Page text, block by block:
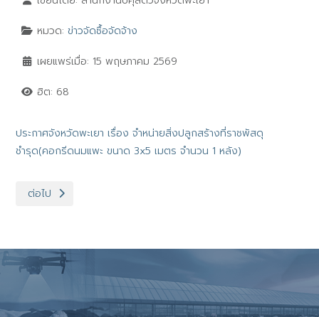
หมวด: ข่าวจัดซื้อจัดจ้าง
เผยแพร่เมื่อ: 15 พฤษภาคม 2569
ฮิต: 68
ประกาศจังหวัดพะเยา เรื่อง จำหน่ายสิ่งปลูกสร้างที่ราชพัสดุ
ชำรุด(คอกรีดนมแพะ ขนาด 3x5 เมตร จำนวน 1 หลัง)
เนื้อหาถัดไป: ประกาศจังหวัดพะเยา ขายทอดตลาด ครุภัณฑ์ 56 รายกา
ต่อไป